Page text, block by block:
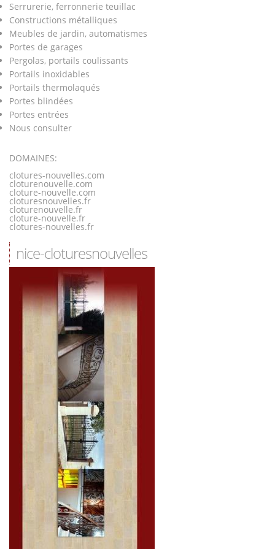
Serrurerie, ferronnerie teuillac
Constructions métalliques
Meubles de jardin, automatismes
Portes de garages
Pergolas, portails coulissants
Portails inoxidables
Portails thermolaqués
Portes blindées
Portes entrées
Nous consulter
DOMAINES:
clotures-nouvelles.com
cloturenouvelle.com
cloture-nouvelle.com
cloturesnouvelles.fr
cloturenouvelle.fr
cloture-nouvelle.fr
clotures-nouvelles.fr
nice-cloturesnouvelles